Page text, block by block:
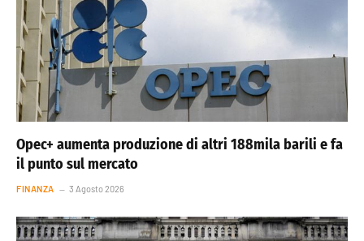
Opec+ aumenta produzione di altri 188mila barili e fa
il punto sul mercato
FINANZA 3 Agosto 2026